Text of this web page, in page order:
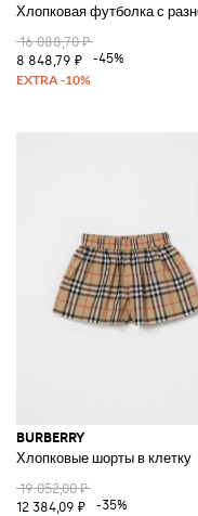
Хлопковая футболка с
16 088,70 ₽
8 848,79 ₽
-45%
BURBERRY
Хлопковые шорты в клетку
19 052,00 ₽
12 384,09 ₽
-35%